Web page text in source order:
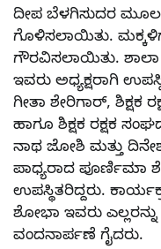
ದೀಪ ಬೆಳಗಿಸುದರ
ಗೊಳಿಸಲಾಯಿತು. ಮಕ್ಕಳಿಗೆ
ಗೌರವಿಸಲಾಯಿತು. ಶಾಲಾ
ಇವರು ಅಧ್ಯಕ್ಷರಾಗಿ
ಗೀತಾ ಶೇರಿಗಾರ್, ಶಿಕ್ಷಕ
ಹಾಗೂ ಶಿಕ್ಷಕ ರಕ್ಷಕ
ನಾಥ ಜೋಶಿ ಮತ್ತು
ಪಾಧ್ಯರಾದ ಪೂರ್ಣಿಮಾ
ಉಪಸ್ಥಿತರಿದ್ದರು.
ಶೋಭಾ ಇವರು
ವಂದನಾರ್ಪಣೆ ಗೈದರು.